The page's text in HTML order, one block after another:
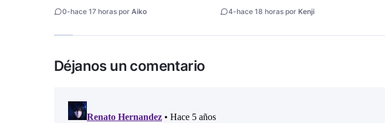
0-hace 17 horas por Aiko 4-hace 18 horas por Kenji
Déjanos un comentario